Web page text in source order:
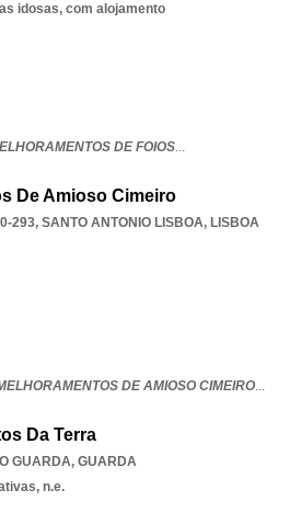
idosas, com alojamento
DE FOIOS...
De Amioso Cimeiro
293, SANTO ANTONIO LISBOA, LISBOA
DE AMIOSO CIMEIRO...
Da Terra
GUARDA, GUARDA
n.e.